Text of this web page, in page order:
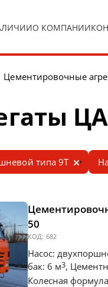
О КОМПАНИИ
Цементировочные
типа 9Т
50
КОД: 682
Насос:
бак: 6 м3,
Колесная